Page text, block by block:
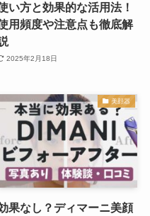
い方と効果的な活用法！
用頻度や注意点も徹底解
2025年2月18日
美顔器
果なし？ディマーニ美顔